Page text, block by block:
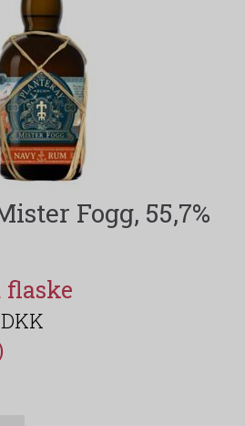
Fogg, 55,7%